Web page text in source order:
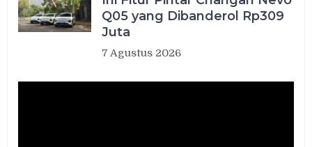
Q05 yang Dibanderol Rp309
Juta
7 Agustus 2026